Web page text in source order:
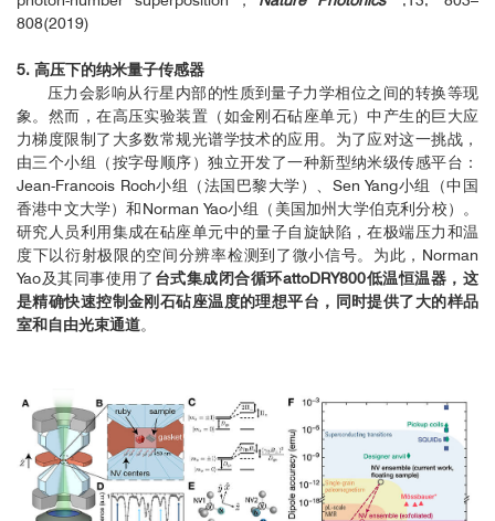
808(2019)
5. 高压下的纳米量子传感器
压力会影响从行星内部的性质到量子力学相位之间的转换等现
象。然而，在高压实验装置（如金刚石砧座单元）中产生的巨大应
力梯度限制了大多数常规光谱学技术的应用。为了应对这一挑战，
由三个小组（按字母顺序）独立开发了一种新型纳米级传感平台：
Jean-Francois Roch小组（法国巴黎大学）、Sen Yang小组（中国
香港中文大学）和Norman Yao小组（美国加州大学伯克利分校）。
研究人员利用集成在砧座单元中的量子自旋缺陷，在极端压力和温
度下以衍射极限的空间分辨率检测到了微小信号。为此，Norman
Yao及其同事使用了 台式集成闭合循环attoDRY800低温恒温器，这
是精确快速控制金刚石砧座温度的理想平台，同时提供了大的样品
室和自由光束通道。